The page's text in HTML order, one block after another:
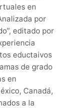
en
por
editado por
eductaivos
de grado
en
Canadá,
a la